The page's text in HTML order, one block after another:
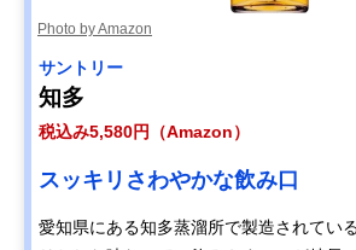
Photo by Amazon
サントリー
知多
税込み5,580円（Amazon）
スッキリさわやかな飲み口
愛知県にある知多蒸溜所で製造されてい